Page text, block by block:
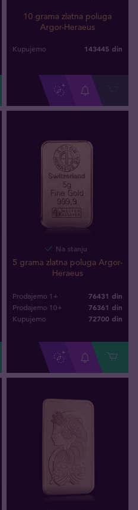
10 grama zlatna poluga
Argor-Heraeus
Kupujemo 143445 din
Na stanju
5 grama zlatna poluga Argor-
Heraeus
Prodajemo 1+ 76431 din
Prodajemo 10+ 76361 din
Kupujemo 72700 din